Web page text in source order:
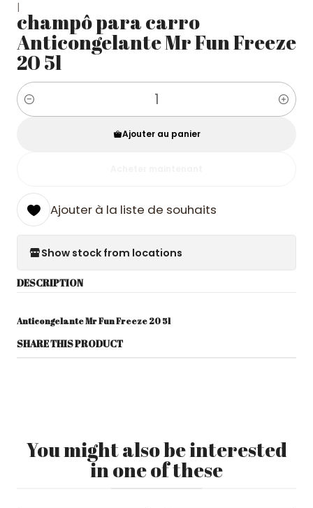
|
champô para carro
Anticongelante Mr Fun Freeze
20 5l
Quantité
Ajouter au panier
Ajouter à la liste de souhaits
Show stock from locations
DESCRIPTION
Anticongelante Mr Fun Freeze 20 5l
SHARE THIS PRODUCT
You might also be interested
in one of these